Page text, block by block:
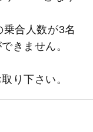
合人数が3名
きません。
り下さい。